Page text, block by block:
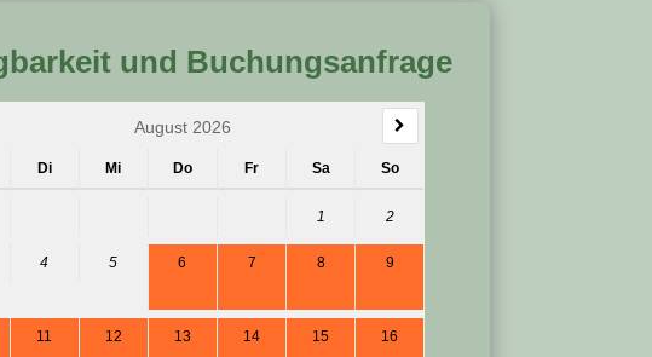
und Buchungsanfrage
August 2026
Di Mi Do Fr Sa So
1 2
4 5 6 7 8 9
11 12 13 14 15 16